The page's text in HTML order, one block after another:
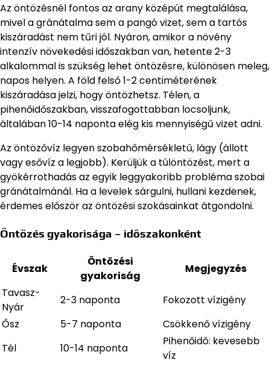
Az öntözésnél fontos az arany középút megtalálása,
mivel a gránátalma sem a pangó vizet, sem a tartós
kiszáradást nem tűri jól. Nyáron, amikor a növény
intenzív növekedési időszakban van, hetente 2-3
alkalommal is szükség lehet öntözésre, különösen meleg,
napos helyen. A föld felső 1-2 centiméterének
kiszáradása jelzi, hogy öntözhetsz. Télen, a
pihenőidőszakban, visszafogottabban locsoljunk,
általában 10-14 naponta elég kis mennyiségű vizet adni.
Az öntözővíz legyen szobahőmérsékletű, lágy (állott
vagy esővíz a legjobb). Kerüljük a túlöntözést, mert a
gyökérrothadás az egyik leggyakoribb probléma szobai
gránátalmánál. Ha a levelek sárgulni, hullani kezdenek,
érdemes először az öntözési szokásainkat átgondolni.
Öntözés gyakorisága – időszakonként
Évszak
Öntözési
gyakoriság
Megjegyzés
Tavasz-
Nyár
2-3 naponta
Fokozott vízigény
Ősz
5-7 naponta
Csökkenő vízigény
Tél
10-14 naponta
Pihenőidő: kevesebb
víz